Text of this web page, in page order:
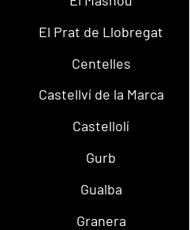
El Prat de Llobregat
Centelles
Castellví de la Marca
Castellolí
Gurb
Gualba
Granera